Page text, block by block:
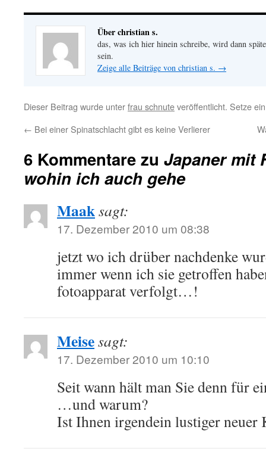
Über christian s.
das, was ich hier hinein schreibe, wird dann
sein.
Zeige alle Beiträge von christian s. →
Dieser Beitrag wurde unterfrau schnuteveröffentlicht. Setze
← Bei einer Spinatschlacht gibt es keine Verlierer
6 Kommentare zu Japaner mit
wohin ich auch gehe
Maaksagt:
17. Dezember 2010 um 08:38
jetzt wo ich drüber nachdenke
immer wenn ich sie getroffen
fotoapparat verfolgt…!
Meisesagt:
17. Dezember 2010 um 10:10
Seit wann hält man Sie denn für
…und warum?
Ist Ihnen irgendein lustiger neuer